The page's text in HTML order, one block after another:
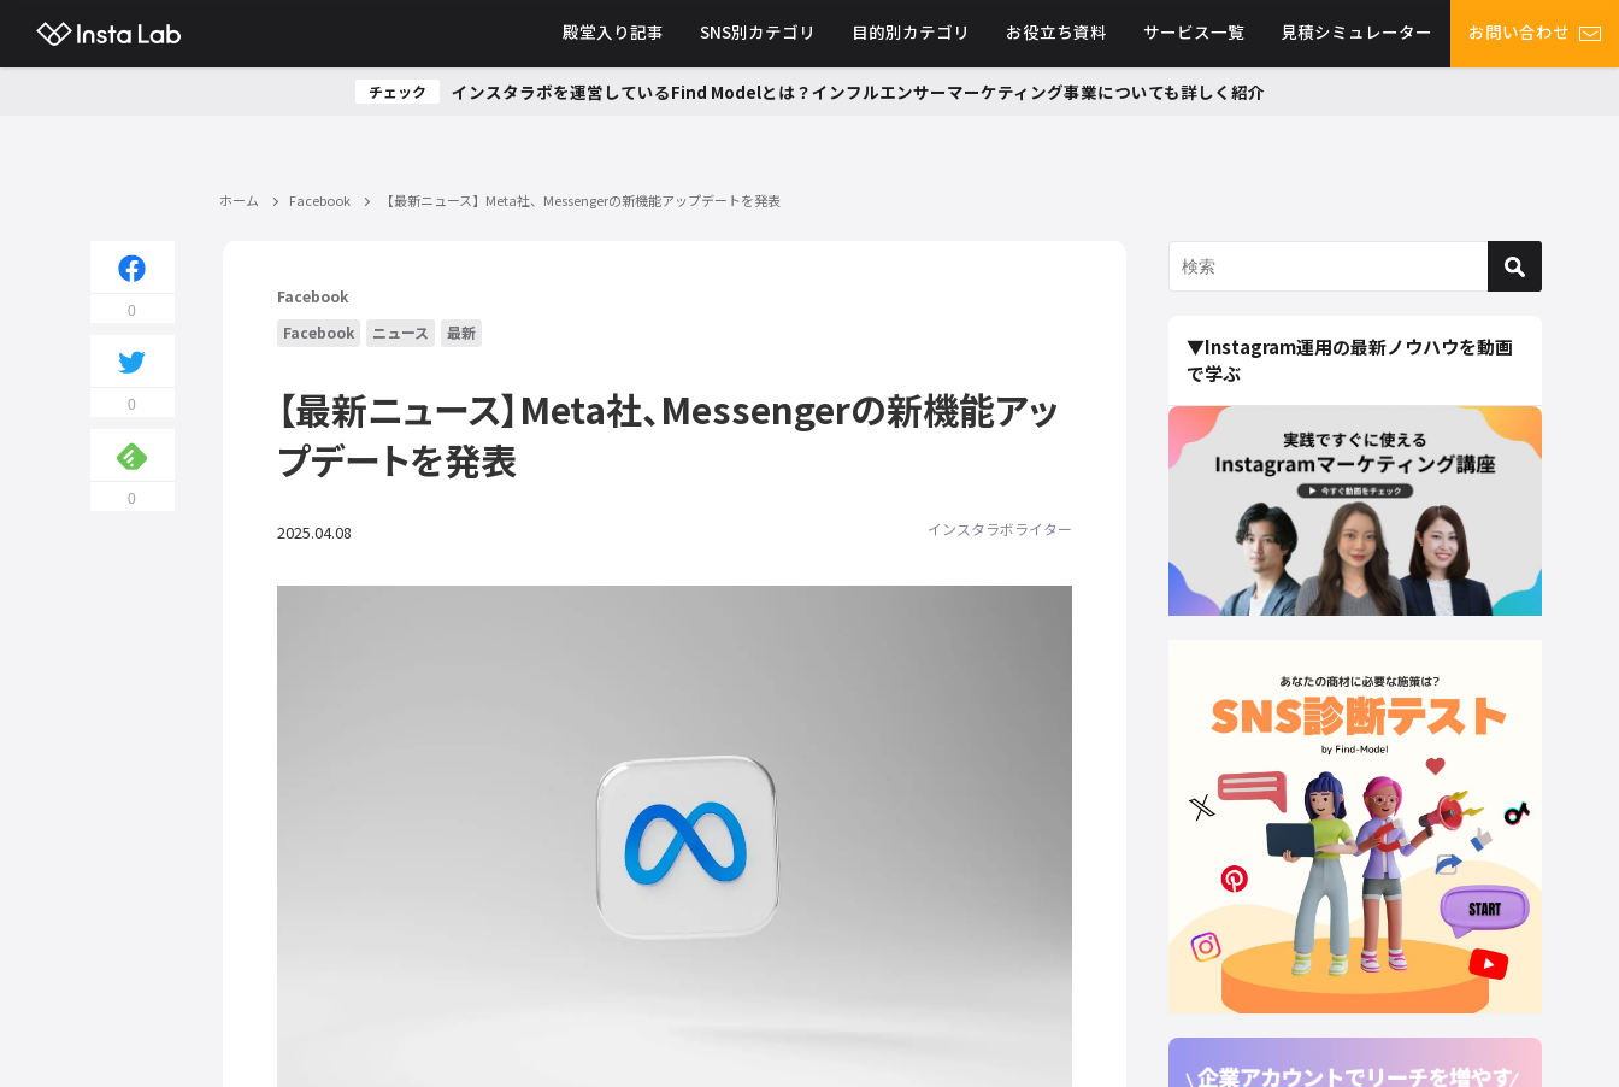
殿堂入り記事 SNS別カテゴリ 目的別カテゴリ お役立ち資料 サービス一覧 見積シミュレーター お問い合わせ
チェック インスタラボを運営しているFind Modelとは？インフルエンサーマーケティング事業についても詳しく紹介
ホーム Facebook 【最新ニュース】Meta社、Messengerの新機能アップデートを発表
0
0
0
Facebook
Facebook
ニュース 最新
【最新ニュース】Meta社、Messengerの新機能アッ
プデートを発表
2025.04.08 インスタラボライター
▼Instagram運用の最新ノウハウを動画
で学ぶ